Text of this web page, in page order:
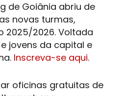
de Goiânia abriu de
novas turmas,
2025/2026. Voltada
jovens da capital e
Inscreva-se aqui.
oficinas gratuitas de